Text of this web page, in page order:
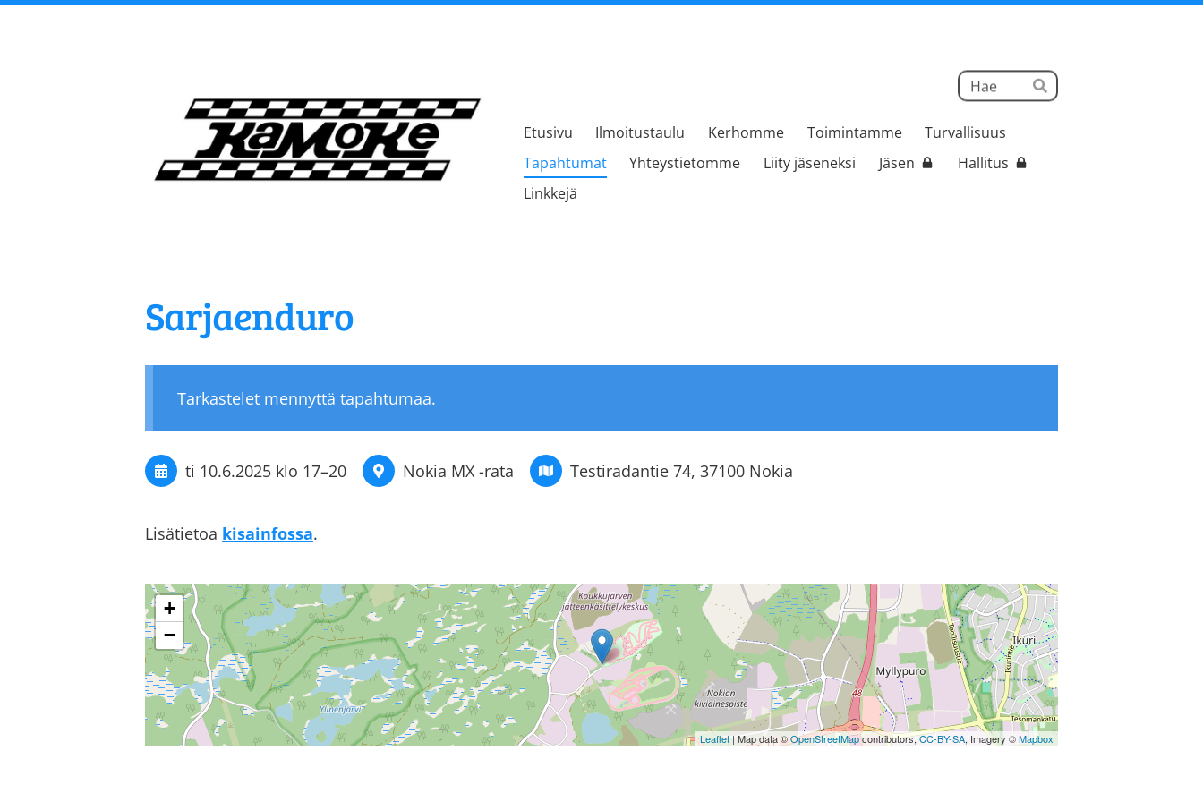
Haku
Hae
Kangasalan Moottorikerho
Etusivu Ilmoitustaulu Kerhomme Toimintamme
Turvallisuus
Tapahtumat
Yhteystietomme Liity jäseneksi Jäsen
Hallitus
Linkkejä
Sarjaenduro
Tarkastelet mennyttä tapahtumaa.
ti 10.6.2025 klo 17–20 Nokia MX -rata Testiradantie 74, 37100 Nokia
Lisätietoa kisainfossa.
+
−
Leaflet| Map data ©OpenStreetMapcontributors,CC-BY-SA, Imagery ©Mapbox